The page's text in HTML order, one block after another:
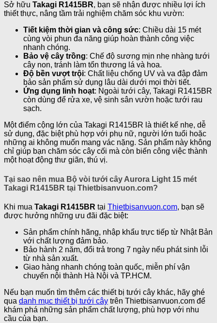
Sở hữu Takagi R1415BR, bạn sẽ nhận được nhiều lợi ích
thiết thực, nâng tầm trải nghiệm chăm sóc khu vườn:
Tiết kiệm thời gian và công sức: Chiều dài 15 mét
cùng vòi phun đa năng giúp hoàn thành công việc
nhanh chóng.
Bảo vệ cây trồng: Chế độ sương mịn nhẹ nhàng tưới
cây non, tránh làm tổn thương lá và hoa.
Độ bền vượt trội: Chất liệu chống UV và va đập đảm
bảo sản phẩm sử dụng lâu dài dưới mọi thời tiết.
Ứng dụng linh hoạt: Ngoài tưới cây, Takagi R1415BR
còn dùng để rửa xe, vệ sinh sân vườn hoặc tưới rau
sạch.
Một điểm cộng lớn của Takagi R1415BR là thiết kế nhẹ, dễ
sử dụng, đặc biệt phù hợp với phụ nữ, người lớn tuổi hoặc
những ai không muốn mang vác nặng. Sản phẩm này không
chỉ giúp bạn chăm sóc cây cối mà còn biến công việc thành
một hoạt động thư giãn, thú vị.
Tại sao nên mua Bộ vòi tưới cây Aurora Light 15 mét
Takagi R1415BR tại Thietbisanvuon.com?
Khi mua Takagi R1415BR tại Thietbisanvuon.com, bạn sẽ
được hưởng những ưu đãi đặc biệt:
Sản phẩm chính hãng, nhập khẩu trực tiếp từ Nhật Bản
với chất lượng đảm bảo.
Bảo hành 2 năm, đổi trả trong 7 ngày nếu phát sinh lỗi
từ nhà sản xuất.
Giao hàng nhanh chóng toàn quốc, miễn phí vận
chuyển nội thành Hà Nội và TP.HCM.
Nếu bạn muốn tìm thêm các thiết bị tưới cây khác, hãy ghé
qua danh mục thiết bị tưới cây trên Thietbisanvuon.com để
khám phá những sản phẩm chất lượng, phù hợp với nhu
cầu của bạn.